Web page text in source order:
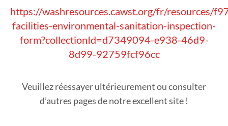
https://washresources.cawst.org/fr/resources/
facilities-environmental-sanitation-inspection-
form?collectionId=d7349094-e938-46d9-
8d99-92759fcf96cc
Veuillez réessayer ultérieurement ou consulter
d’autres pages de notre excellent site !